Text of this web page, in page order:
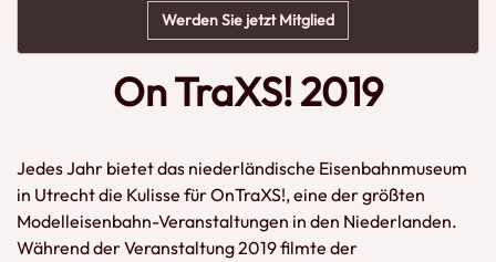
Werden Sie jetzt Mitglied
On TraXS! 2019
Jedes Jahr bietet das niederländische Eisenbahnmuseum
in Utrecht die Kulisse für OnTraXS!, eine der größten
Modelleisenbahn-Veranstaltungen in den Niederlanden.
Während der Veranstaltung 2019 filmte der